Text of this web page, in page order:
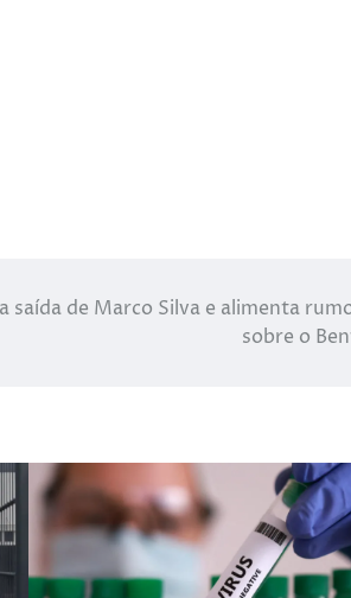
saída de Marco Silva e alimenta
sobre o